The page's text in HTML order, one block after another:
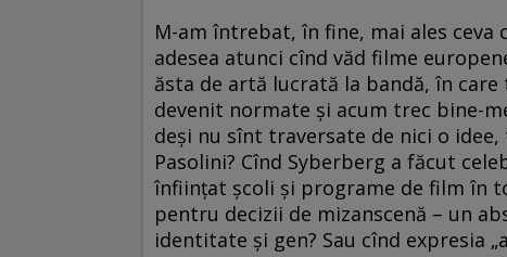
M-am întrebat, în fine, mai ales ceva
adesea atunci cînd văd filme
ăsta de artă lucrată la bandă, în
devenit normate și acum trec bine-
deși nu sînt traversate de nici o
Pasolini? Cînd Syberberg a făcut
înființat școli și programe de film în
pentru decizii de mizanscenă – un
identitate și gen? Sau cînd expresia